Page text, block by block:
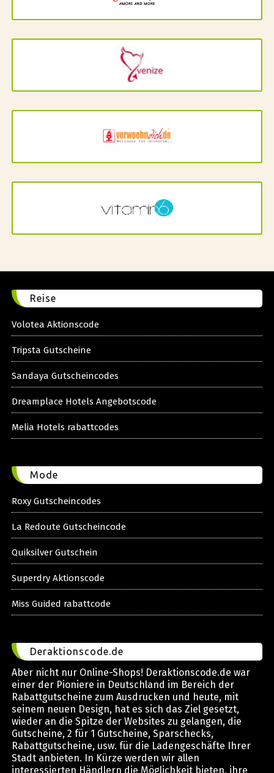
Reise
Volotea Aktionscode
Tripsta Gutscheine
Sandaya Gutscheincodes
Dreamplace Hotels Angebotscode
Melia Hotels rabattcodes
Mode
Roxy Gutscheincodes
La Redoute Gutscheincode
Quiksilver Gutschein
Superdry Aktionscode
Miss Guided rabattcode
Deraktionscode.de
Aber nicht nur Online-Shops! Deraktionscode.de war
einer der Pioniere in Deutschland im Bereich der
Rabattgutscheine zum Ausdrucken und heute, mit
seinem neuen Design, hat es sich das Ziel gesetzt,
wieder an die Spitze der Websites zu gelangen, die
Gutscheine, 2 für 1 Gutscheine, Sparschecks,
Rabattgutscheine, usw. für die Ladengeschäfte Ihrer
Stadt anbieten. In Kürze werden wir allen
interessierten Händlern die Möglichkeit bieten, ihre